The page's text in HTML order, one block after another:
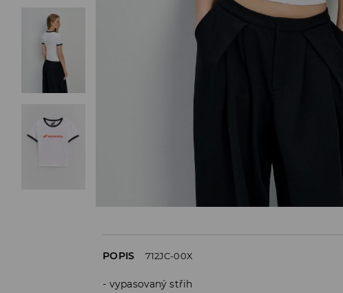
POPIS 712JC-00X
vypasovaný střih